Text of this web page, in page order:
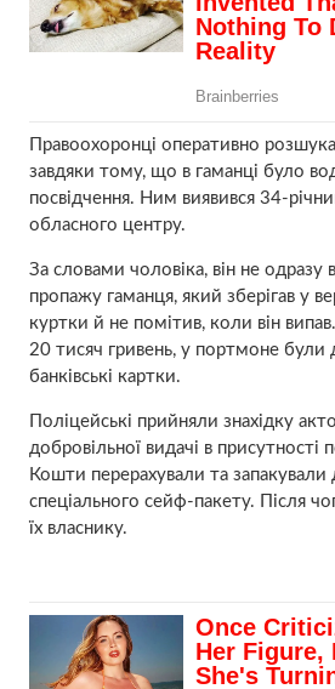
Правоохоронці оперативно
завдяки тому, що в гаманці було
посвідчення. Ним виявився 34-
обласного центру.
За словами чоловіка, він не одразу
пропажу гаманця, який зберігав у
куртки й не помітив, коли він
20 тисяч гривень, у портмоне були
банківські картки.
Поліцейські прийняли знахідку
добровільної видачі в присутності
Кошти перерахували та запакували
спеціального сейф-пакету. Після
їх власнику.